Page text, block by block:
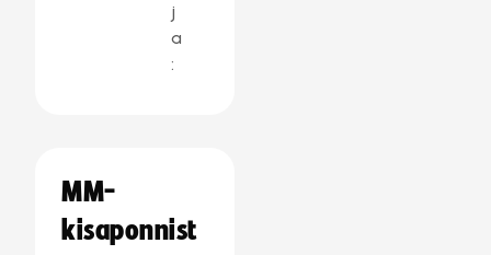
j
a
:
MM-
kisaponnist